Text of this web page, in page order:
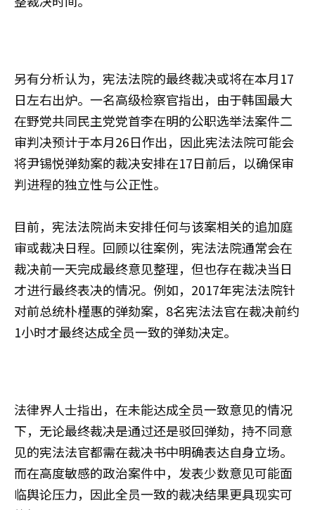
另有分析认为，宪法法院的最终裁决或将在本月17
日左右出炉。一名高级检察官指出，由于韩国最大
在野党共同民主党党首李在明的公职选举法案件二
审判决预计于本月26日作出，因此宪法法院可能会
将尹锡悦弹劾案的裁决安排在17日前后，以确保审
判进程的独立性与公正性。
目前，宪法法院尚未安排任何与该案相关的追加庭
审或裁决日程。回顾以往案例，宪法法院通常会在
裁决前一天完成最终意见整理，但也存在裁决当日
才进行最终表决的情况。例如，2017年宪法法院针
对前总统朴槿惠的弹劾案，8名宪法法官在裁决前约
1小时才最终达成全员一致的弹劾决定。
法律界人士指出，在未能达成全员一致意见的情况
下，无论最终裁决是通过还是驳回弹劾，持不同意
见的宪法法官都需在裁决书中明确表达自身立场。
而在高度敏感的政治案件中，发表少数意见可能面
临舆论压力，因此全员一致的裁决结果更具现实可